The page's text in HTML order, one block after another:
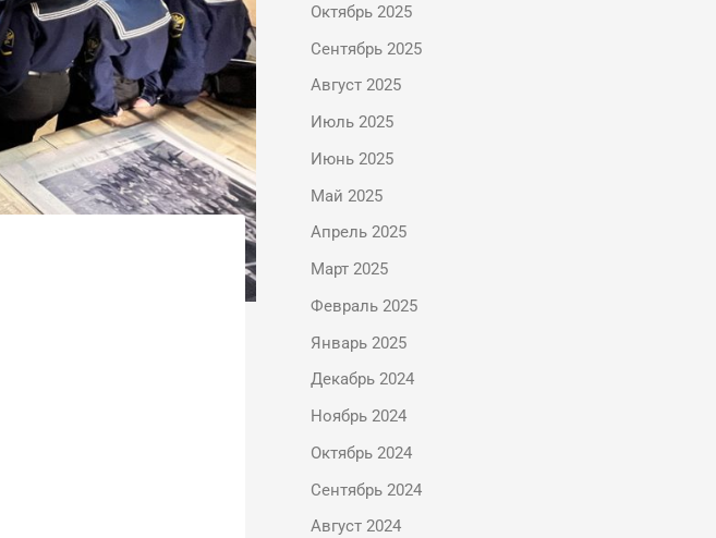
Октябрь 2025
Сентябрь 2025
Август 2025
Июль 2025
Июнь 2025
Май 2025
Апрель 2025
Март 2025
Февраль 2025
Январь 2025
Декабрь 2024
Ноябрь 2024
Октябрь 2024
Сентябрь 2024
Август 2024